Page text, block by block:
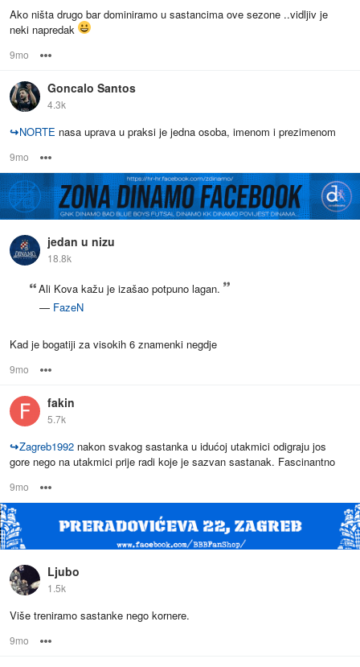
Ako ništa drugo bar dominiramo u sastancima ove sezone ..vidljiv je
neki napredak
9mo
Goncalo Santos
4.3k
↪NORTE nasa uprava u praksi je jedna osoba, imenom i prezimenom
9mo
jedan u nizu
18.8k
Ali Kova kažu je izašao potpuno lagan.
— FazeN
Kad je bogatiji za visokih 6 znamenki negdje
9mo
fakin
5.7k
↪Zagreb1992 nakon svakog sastanka u idućoj utakmici odigraju jos
gore nego na utakmici prije radi koje je sazvan sastanak. Fascinantno
9mo
Ljubo
1.5k
Više treniramo sastanke nego kornere.
9mo